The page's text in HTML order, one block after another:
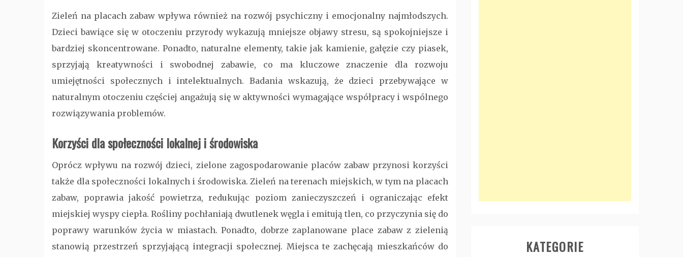
Zieleń na placach zabaw wpływa również na rozwój psychiczny i emocjonalny najmłodszych.
Dzieci bawiące się w otoczeniu przyrody wykazują mniejsze objawy stresu, są spokojniejsze i
bardziej skoncentrowane. Ponadto, naturalne elementy, takie jak kamienie, gałęzie czy piasek,
sprzyjają kreatywności i swobodnej zabawie, co ma kluczowe znaczenie dla rozwoju
umiejętności społecznych i intelektualnych. Badania wskazują, że dzieci przebywające w
naturalnym otoczeniu częściej angażują się w aktywności wymagające współpracy i wspólnego
rozwiązywania problemów.
Korzyści dla społeczności lokalnej i środowiska
Oprócz wpływu na rozwój dzieci, zielone zagospodarowanie placów zabaw przynosi korzyści
także dla społeczności lokalnych i środowiska. Zieleń na terenach miejskich, w tym na placach
zabaw, poprawia jakość powietrza, redukując poziom zanieczyszczeń i ograniczając efekt
miejskiej wyspy ciepła. Rośliny pochłaniają dwutlenek węgla i emitują tlen, co przyczynia się do
poprawy warunków życia w miastach. Ponadto, dobrze zaplanowane place zabaw z zielenią
stanowią przestrzeń sprzyjającą integracji społecznej. Miejsca te zachęcają mieszkańców do
KATEGORIE